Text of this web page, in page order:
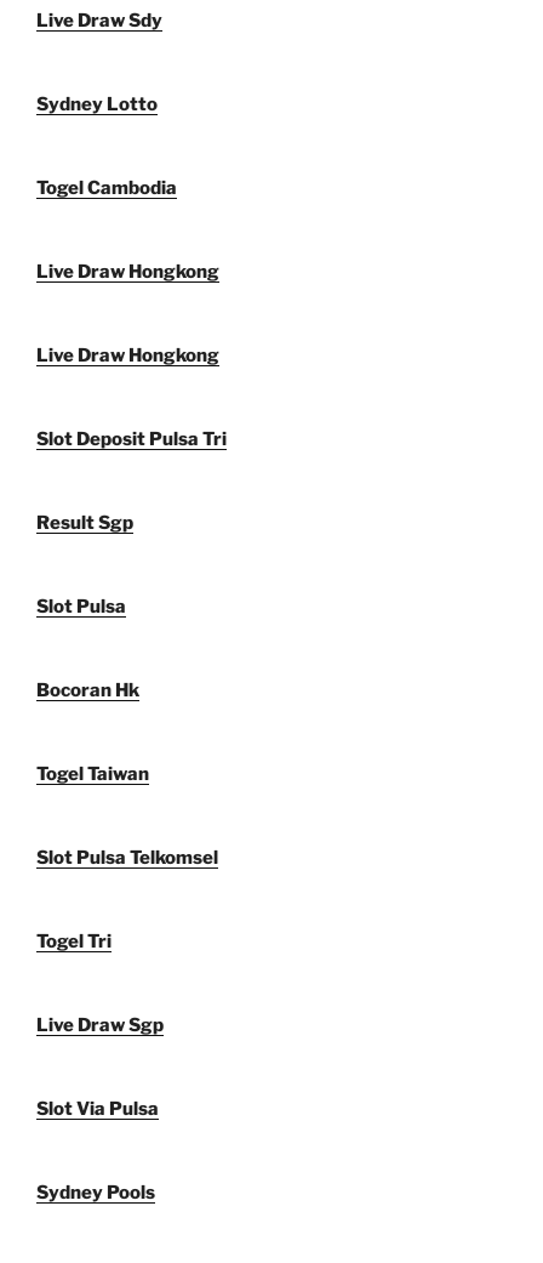
Live Draw Sdy
Sydney Lotto
Togel Cambodia
Live Draw Hongkong
Live Draw Hongkong
Slot Deposit Pulsa Tri
Result Sgp
Slot Pulsa
Bocoran Hk
Togel Taiwan
Slot Pulsa Telkomsel
Togel Tri
Live Draw Sgp
Slot Via Pulsa
Sydney Pools